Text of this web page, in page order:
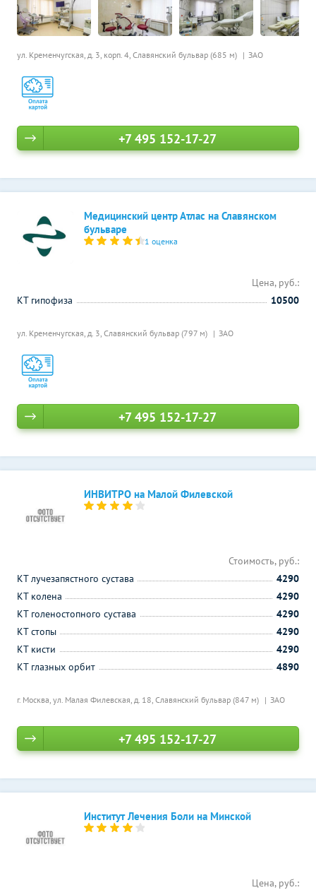
ул. Кременчугская, д. 3, корп. 4, Славянский бульвар (685 м) ЗАО
+7 495 152-17-27
Медицинский центр Атлас на Славянском
бульваре
1 оценка
ул. Кременчугская, д. 3, Славянский бульвар (797 м) ЗАО
Цена, руб.:
КТ гипофиза
10500
+7 495 152-17-27
ИНВИТРО на Малой Филевской
г. Москва, ул. Малая Филевская, д. 18, Славянский бульвар (847 м) ЗАО
Стоимость, руб.:
КТ лучезапястного сустава
4290
КТ колена
4290
КТ голеностопного сустава
4290
КТ стопы
4290
КТ кисти
4290
КТ глазных орбит
4890
+7 495 152-17-27
Институт Лечения Боли на Минской
Цена, руб.: